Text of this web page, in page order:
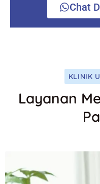
Chat
KLINIK
Layanan